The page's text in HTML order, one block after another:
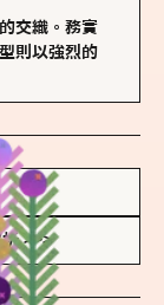
交織。務實
則以強烈的
>>>